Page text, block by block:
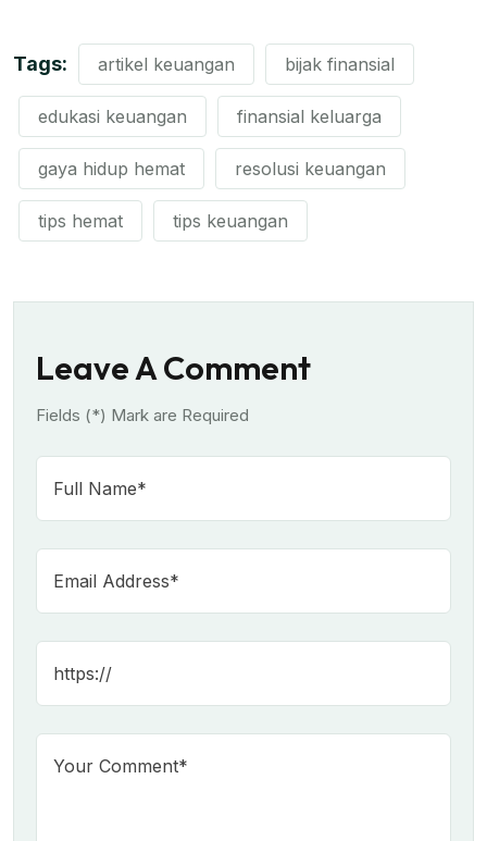
Tags: artikel keuangan bijak finansial
edukasi keuangan finansial keluarga
gaya hidup hemat resolusi keuangan
tips hemat tips keuangan
Leave A Comment
Fields (*) Mark are Required